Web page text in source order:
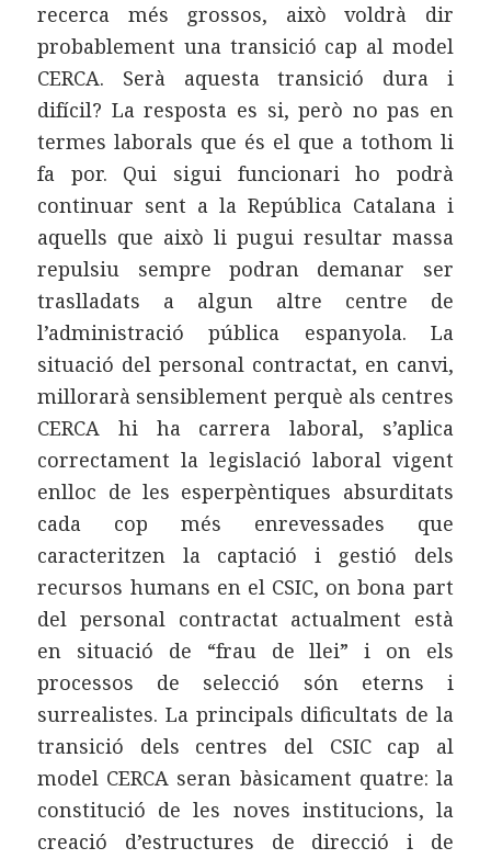
recerca més grossos, això voldrà dir
probablement una transició cap al model
CERCA. Serà aquesta transició dura i
difícil? La resposta es si, però no pas en
termes laborals que és el que a tothom li
fa por. Qui sigui funcionari ho podrà
continuar sent a la República Catalana i
aquells que això li pugui resultar massa
repulsiu sempre podran demanar ser
traslladats a algun altre centre de
l’administració pública espanyola. La
situació del personal contractat, en canvi,
millorarà sensiblement perquè als centres
CERCA hi ha carrera laboral, s’aplica
correctament la legislació laboral vigent
enlloc de les esperpèntiques absurditats
cada cop més enrevessades que
caracteritzen la captació i gestió dels
recursos humans en el CSIC, on bona part
del personal contractat actualment està
en situació de “frau de llei” i on els
processos de selecció són eterns i
surrealistes. La principals dificultats de la
transició dels centres del CSIC cap al
model CERCA seran bàsicament quatre: la
constitució de les noves institucions, la
creació d’estructures de direcció i de